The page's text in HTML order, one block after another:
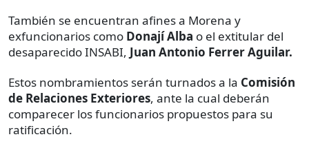
También se encuentran afines a Morena y
exfuncionarios como Donají Alba o el extitular del
desaparecido INSABI, Juan Antonio Ferrer Aguilar.
Estos nombramientos serán turnados a la Comisión
de Relaciones Exteriores, ante la cual deberán
comparecer los funcionarios propuestos para su
ratificación.